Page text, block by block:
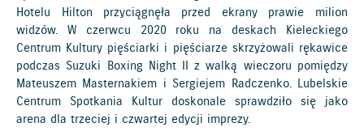
Hotelu Hilton przyciągnęła przed ekrany prawie milion
widzów. W czerwcu 2020 roku na deskach Kieleckiego
Centrum Kultury pięściarki i pięściarze skrzyżowali rękawice
podczas Suzuki Boxing Night II z walką wieczoru pomiędzy
Mateuszem Masternakiem i Sergiejem Radczenko. Lubelskie
Centrum Spotkania Kultur doskonale sprawdziło się jako
arena dla trzeciej i czwartej edycji imprezy.